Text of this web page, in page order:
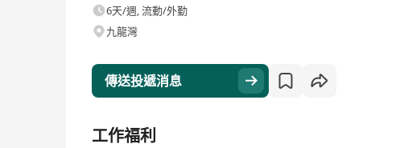
6天/週, 流動/外勤
九龍灣
傳送投遞消息
工作福利